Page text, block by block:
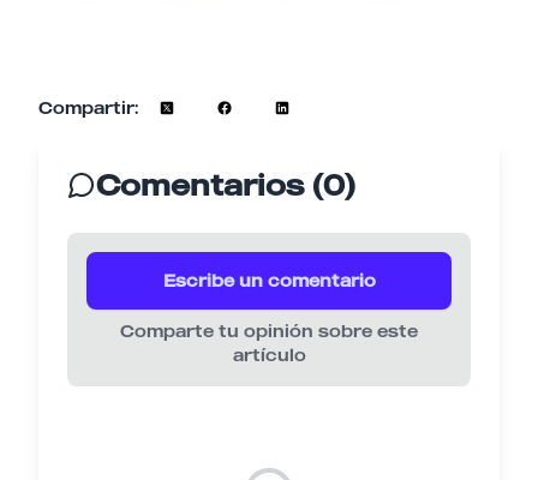
Compartir:
Comentarios (0)
Escribe un comentario
Comparte tu opinión sobre este
artículo